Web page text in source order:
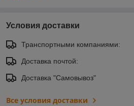
Условия доставки
Транспортными компаниями:
Доставка почтой:
Доставка "Самовывоз"
Все условия доставки